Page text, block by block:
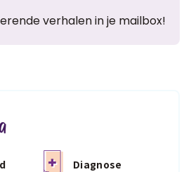
verhalen in je mailbox!
Diagnose